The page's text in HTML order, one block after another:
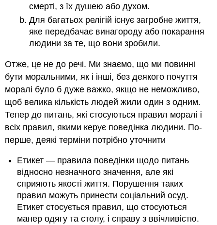
смерті, з їх душею або духом.
Для багатьох релігій існує загробне життя,
яке передбачає винагороду або покарання
людини за те, що вони зробили.
Отже, це не до речі. Ми знаємо, що ми повинні
бути моральними, як і інші, без деякого почуття
моралі було б дуже важко, якщо не неможливо,
щоб велика кількість людей жили один з одним.
Тепер до питань, які стосуються правил моралі і
всіх правил, якими керує поведінка людини. По-
перше, деякі терміни потрібно уточнити
Етикет — правила поведінки щодо питань
відносно незначного значення, але які
сприяють якості життя. Порушення таких
правил можуть принести соціальний осуд.
Етикет стосується правил, що стосуються
манер одягу та столу, і справу з ввічливістю.